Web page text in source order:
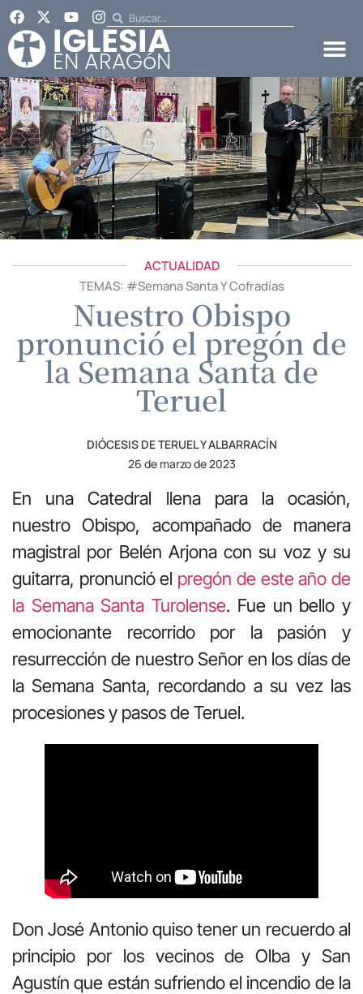
ACTUALIDAD
TEMAS: #Semana Santa Y Cofradías
Nuestro Obispo
pronunció el pregón de
la Semana Santa de
Teruel
DIÓCESIS DE TERUEL Y ALBARRACÍN
26 de marzo de 2023
En una Catedral llena para la ocasión,
nuestro Obispo, acompañado de manera
magistral por Belén Arjona con su voz y su
guitarra, pronunció el pregón de este año de
la Semana Santa Turolense. Fue un bello y
emocionante recorrido por la pasión y
resurrección de nuestro Señor en los días de
la Semana Santa, recordando a su vez las
procesiones y pasos de Teruel.
Don José Antonio quiso tener un recuerdo al
principio por los vecinos de Olba y San
Agustín que están sufriendo el incendio de la